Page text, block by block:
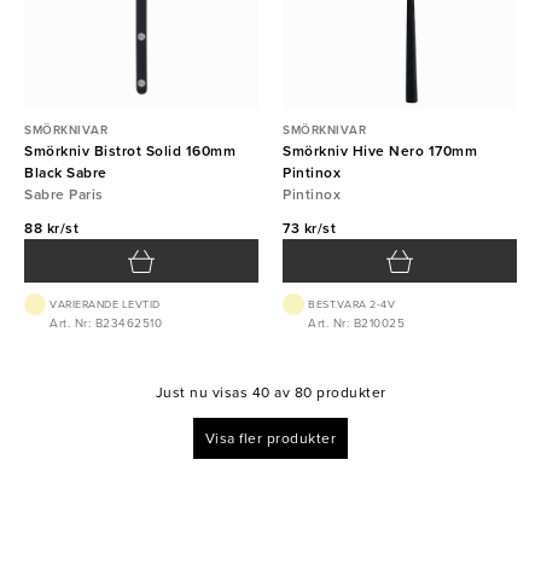
SMÖRKNIVAR
Smörkniv Bistrot Solid 160mm
Black Sabre
Sabre Paris
88 kr/st
VARIERANDE LEVTID
Art. Nr: B23462510
SMÖRKNIVAR
Smörkniv Hive Nero 170mm
Pintinox
Pintinox
73 kr/st
BEST.VARA 2-4V
Art. Nr: B210025
Just nu visas 40 av 80 produkter
Visa fler produkter